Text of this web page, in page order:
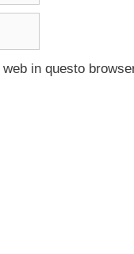
in questo